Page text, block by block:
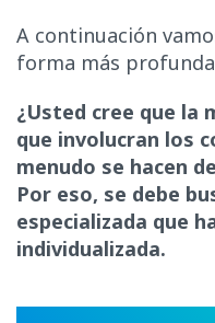
A continuación
forma más
¿Usted cree que la
que involucran los
menudo se hacen
Por eso, se debe
especializada que
individualizada.